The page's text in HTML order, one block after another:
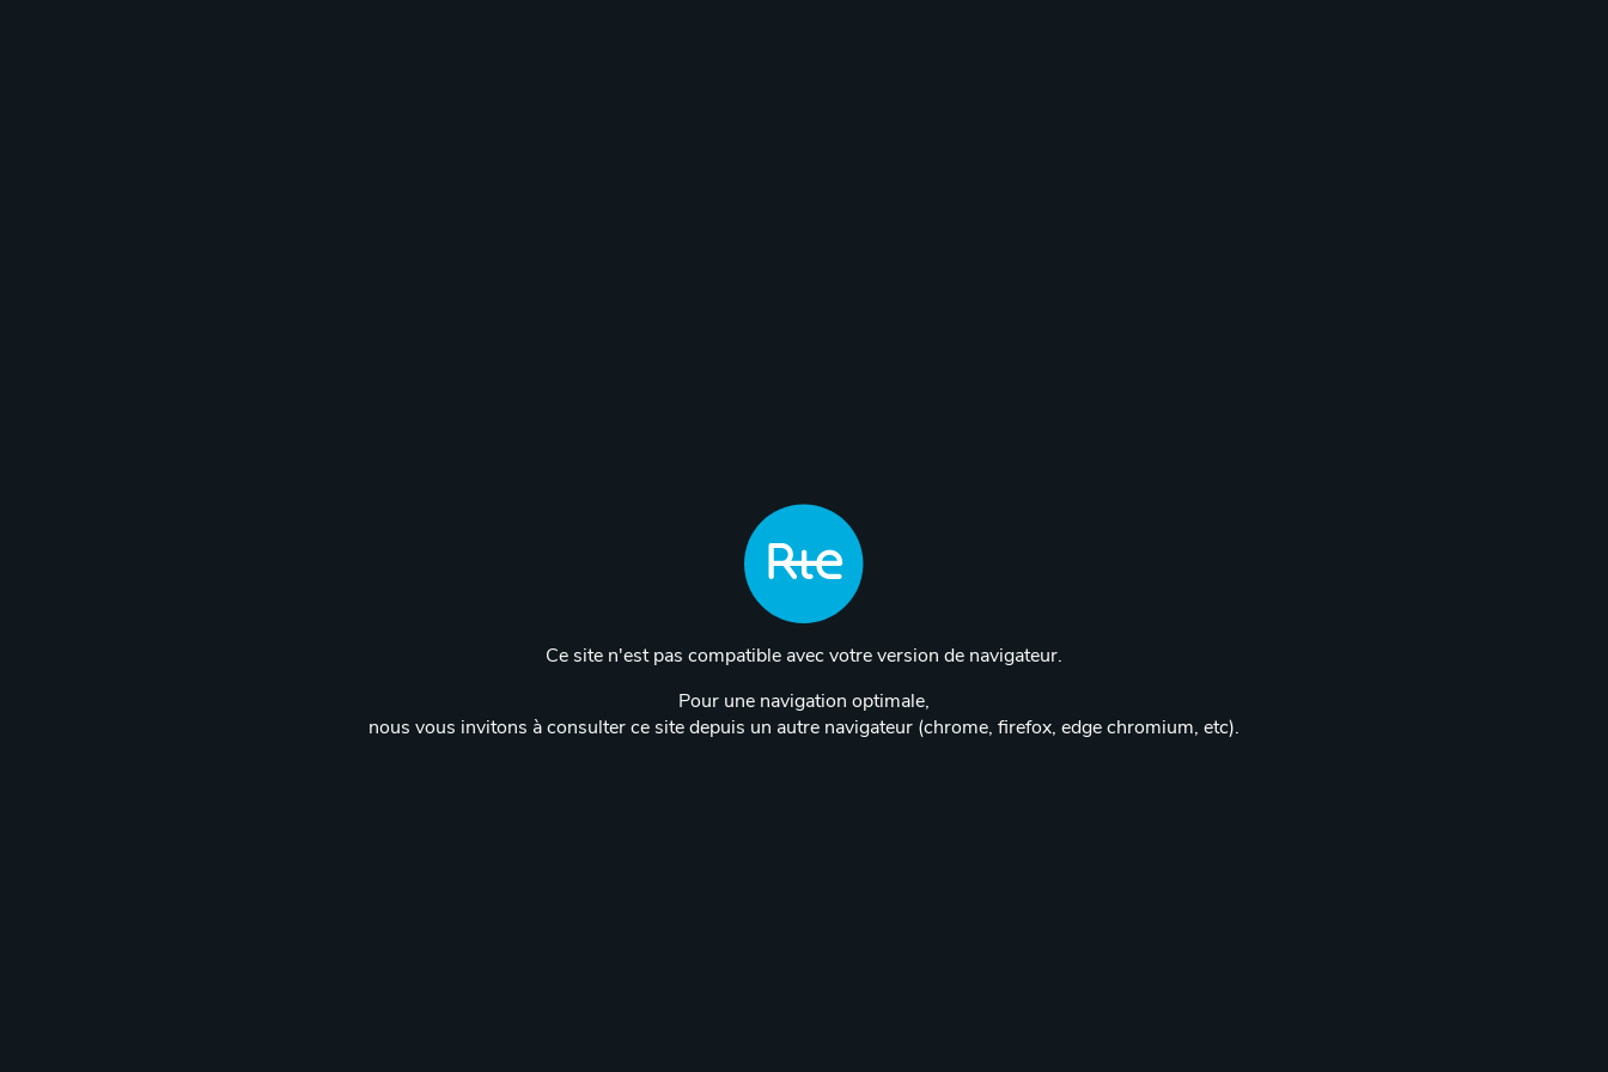
Ce site n'est pas compatible avec votre version de navigateur.
Pour une navigation optimale,
nous vous invitons à consulter ce site depuis un autre navigateur (chrome, firefox, edge chromium, etc).